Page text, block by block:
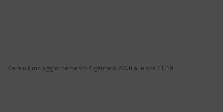
Data ultimo aggiornamento 4 gennaio 2008 alle ore 11:19